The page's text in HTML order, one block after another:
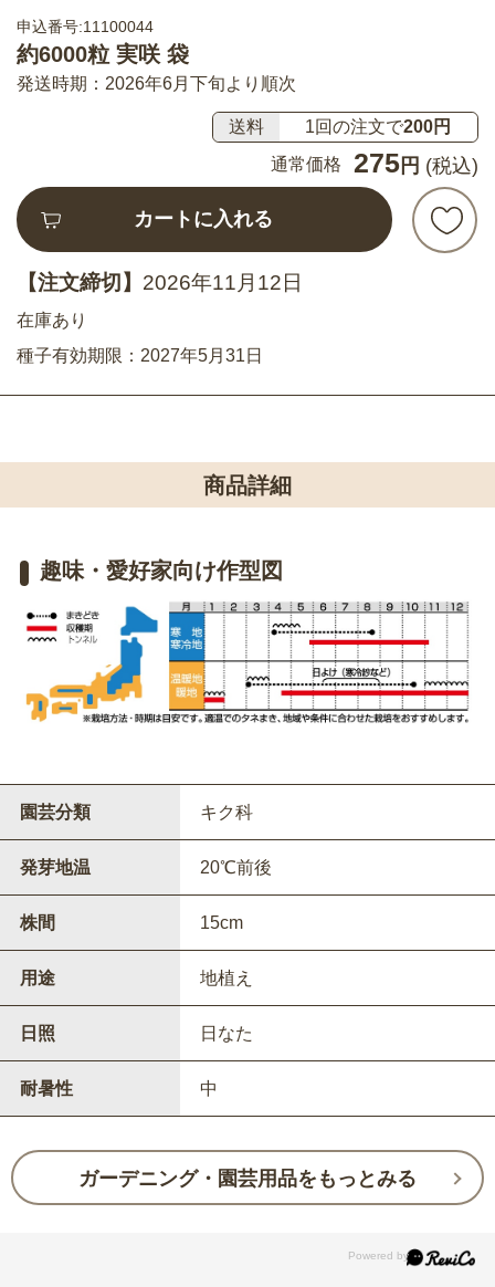
申込番号:11100044
約6000粒 実咲 袋
発送時期：2026年6月下旬より順次
送料 1回の注文で200円
通常価格
275 円 (税込)
カートに入れる
【注文締切】 2026年11月12日
在庫あり
種子有効期限：2027年5月31日
商品詳細
趣味・愛好家向け作型図
園芸分類 キク科
発芽地温 20℃前後
株間 15cm
用途 地植え
日照 日なた
耐暑性 中
ガーデニング・園芸用品をもっとみる